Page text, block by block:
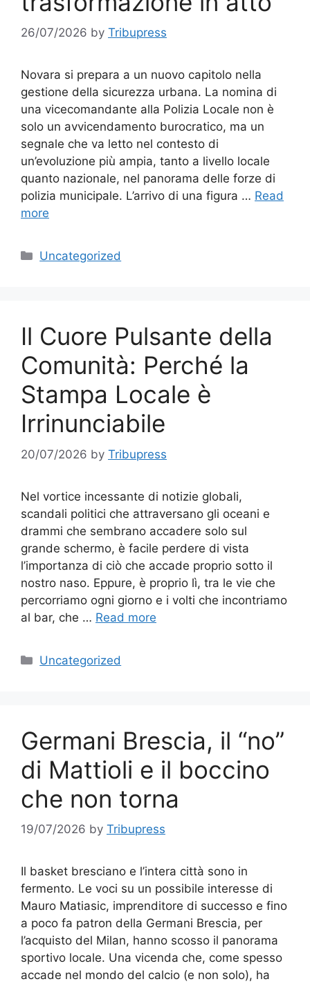
26/07/2026 by Tribupress
Novara si prepara a un nuovo capitolo nella
gestione della sicurezza urbana. La nomina di
una vicecomandante alla Polizia Locale non è
solo un avvicendamento burocratico, ma un
segnale che va letto nel contesto di
un’evoluzione più ampia, tanto a livello locale
quanto nazionale, nel panorama delle forze di
polizia municipale. L’arrivo di una figura … Read
more
Categories
Uncategorized
Il Cuore Pulsante della
Comunità: Perché la
Stampa Locale è
Irrinunciabile
20/07/2026 by Tribupress
Nel vortice incessante di notizie globali,
scandali politici che attraversano gli oceani e
drammi che sembrano accadere solo sul
grande schermo, è facile perdere di vista
l’importanza di ciò che accade proprio sotto il
nostro naso. Eppure, è proprio lì, tra le vie che
percorriamo ogni giorno e i volti che incontriamo
al bar, che … Read more
Categories
Uncategorized
Germani Brescia, il “no”
di Mattioli e il boccino
che non torna
19/07/2026 by Tribupress
Il basket bresciano e l’intera città sono in
fermento. Le voci su un possibile interesse di
Mauro Matiasic, imprenditore di successo e fino
a poco fa patron della Germani Brescia, per
l’acquisto del Milan, hanno scosso il panorama
sportivo locale. Una vicenda che, come spesso
accade nel mondo del calcio (e non solo), ha